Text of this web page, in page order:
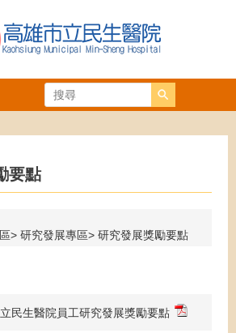
搜尋
要點
研究發展專區 研究發展獎勵要點
民生醫院員工研究發展獎勵要點